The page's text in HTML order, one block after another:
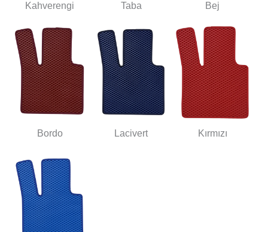
Kahverengi Taba Bej
Bordo Lacivert Kırmızı